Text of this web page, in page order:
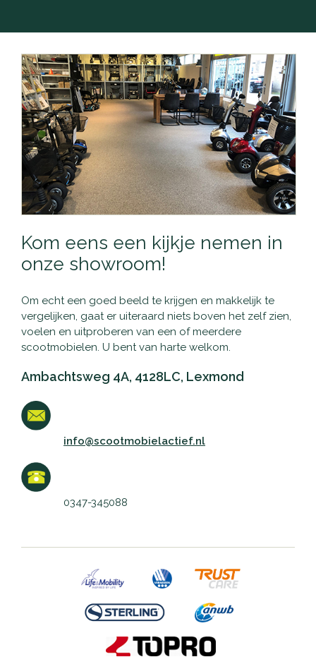
Kom eens een kijkje nemen in
onze showroom!
Om echt een goed beeld te krijgen en makkelijk te
vergelijken, gaat er uiteraard niets boven het zelf zien,
voelen en uitproberen van een of meerdere
scootmobielen. U bent van harte welkom.
Ambachtsweg 4A, 4128LC, Lexmond
info@scootmobielactief.nl
0347-345088